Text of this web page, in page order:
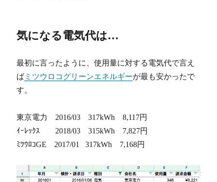
気になる電気代は…
最初に言ったように、使用量に対する電気代で言え
ば ミツウロコグリーンエネルギーが最も安かったで
す。
東京電力 2016/03 317kWh 8,117円
ｲｰﾚｯｸｽ 2018/03 315kWh 7,827円
ﾐﾂｳﾛｺGE 2017/01 317kWh 7,168円